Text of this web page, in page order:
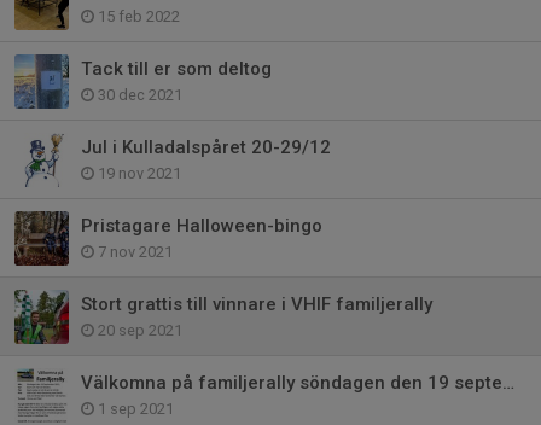
15 feb 2022
Tack till er som deltog
30 dec 2021
Jul i Kulladalspåret 20-29/12
19 nov 2021
Pristagare Halloween-bingo
7 nov 2021
Stort grattis till vinnare i VHIF familjerally
20 sep 2021
Välkomna på familjerally söndagen den 19 september
1 sep 2021